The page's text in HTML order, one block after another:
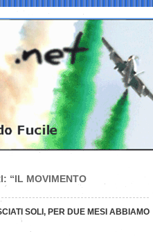
“IL MOVIMENTO
SOLI, PER DUE MESI ABBIAMO